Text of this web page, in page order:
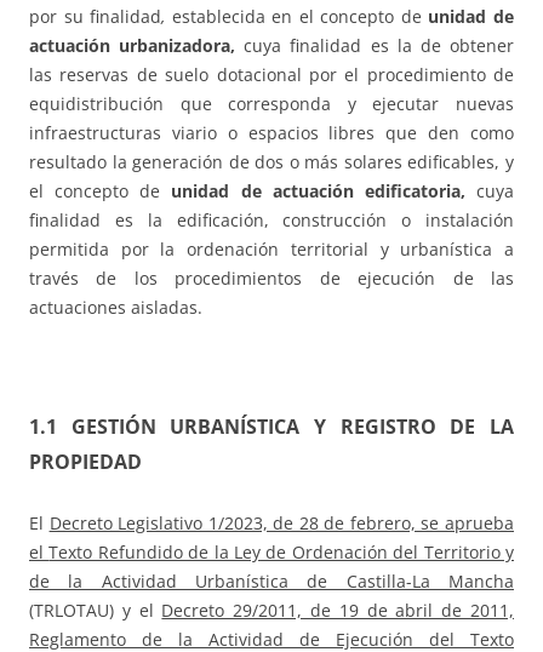
por su finalidad, establecida en el concepto de unidad de
actuación urbanizadora, cuya finalidad es la de obtener
las reservas de suelo dotacional por el procedimiento de
equidistribución que corresponda y ejecutar nuevas
infraestructuras viario o espacios libres que den como
resultado la generación de dos o más solares edificables, y
el concepto de unidad de actuación edificatoria,cuya
finalidad es la edificación, construcción o instalación
permitida por la ordenación territorial y urbanística a
través de los procedimientos de ejecución de las
actuaciones aisladas.
1.1 GESTIÓN URBANÍSTICA Y REGISTRO DE LA
PROPIEDAD
El Decreto Legislativo 1/2023, de 28 de febrero, se aprueba
elTexto Refundido de la Ley de Ordenación del Territorio y
de la Actividad Urbanística de Castilla-La Mancha
(TRLOTAU) y el Decreto 29/2011, de 19 de abril de 2011,
Reglamento de la Actividad de Ejecución del Texto